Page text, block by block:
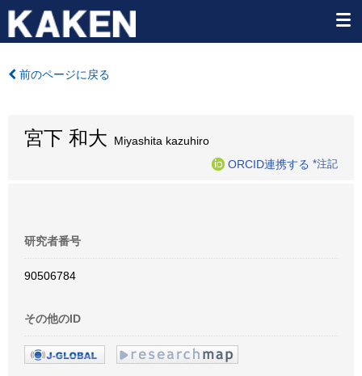
前のページに戻る
宮下 和大 Miyashita kazuhiro
ORCID連携する *注記
研究者番号
90506784
その他のID